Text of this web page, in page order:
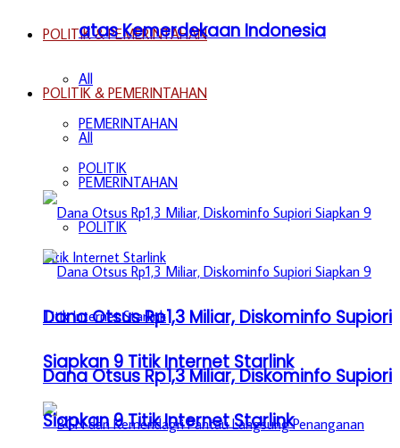
POLITIK & PEMERINTAHAN
All
PEMERINTAHAN
POLITIK
Dana Otsus Rp1,3 Miliar, Diskominfo Supiori
Siapkan 9 Titik Internet Starlink
atas Kemerdekaan Indonesia
POLITIK & PEMERINTAHAN
All
PEMERINTAHAN
POLITIK
Dana Otsus Rp1,3 Miliar, Diskominfo Supiori
Siapkan 9 Titik Internet Starlink